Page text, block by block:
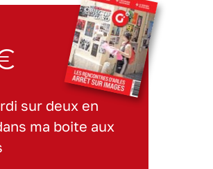
sur deux en
ma boite aux